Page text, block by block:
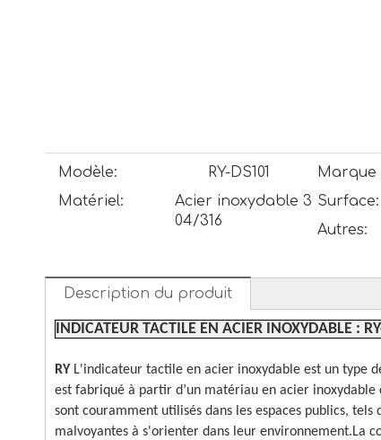
Modèle: RY-DS101 Marque
Matériel:
Acier inoxydable 3
04/316
Surface:
Autres:
Description du produit
INDICATEUR TACTILE EN ACIER INOXYDABLE :
RY L'indicateur tactile en acier inoxydable est un type
est fabriqué à partir d’un matériau en acier
sont couramment utilisés dans les espaces publics,
malvoyantes à s'orienter dans leur environnement.La